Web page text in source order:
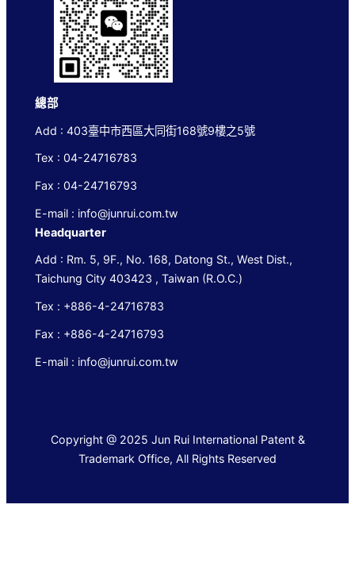
總部
Add : 403臺中市西區大同街168號9樓之5號
Tex : 04-24716783
Fax : 04-24716793
E-mail : info@junrui.com.tw
Headquarter
Add : Rm. 5, 9F., No. 168, Datong St., West Dist.,
Taichung City 403423 , Taiwan (R.O.C.)
Tex : +886-4-24716783
Fax : +886-4-24716793
E-mail : info@junrui.com.tw
Copyright @ 2025 Jun Rui International Patent &
Trademark Office, All Rights Reserved